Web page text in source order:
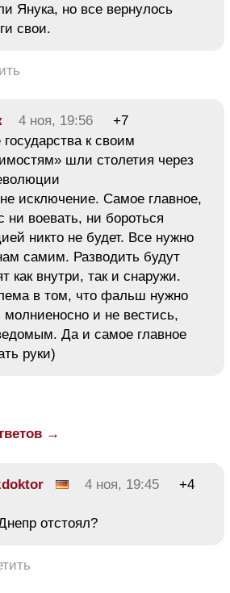
Янука, но все вернулось
свои.
4 ноя, 19:56
+7
к своим
шли столетия через
исключение. Самое главное,
ни воевать, ни бороться
никто не будет. Все нужно
самим. Разводить будут
как внутри, так и снаружи.
в том, что фальш нужно
молниеносно и не вестись,
Да и самое главное
руки)
→
4 ноя, 19:45 +4
отстоял?